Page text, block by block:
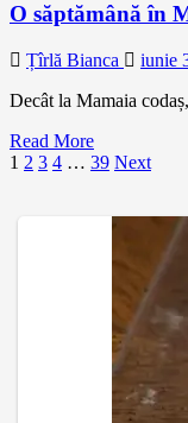
O săptămână în
Țîrlă Bianca
iunie
Decât la Mamaia
Read More
Paginație
1 2 3 4 … 39 Next